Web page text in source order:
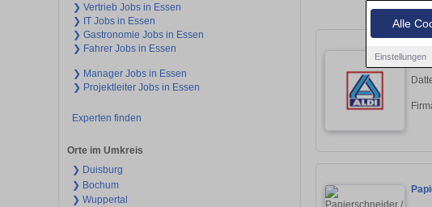
Alle
Einstellungen
❯ Vertrieb Jobs in Essen
❯ IT Jobs in Essen
❯ Gastronomie Jobs in Essen
❯ Fahrer Jobs in Essen
❯ Manager Jobs in Essen
❯ Projektleiter Jobs in Essen
Experten finden
Orte im Umkreis
❯ Duisburg
❯ Bochum
❯ Wuppertal